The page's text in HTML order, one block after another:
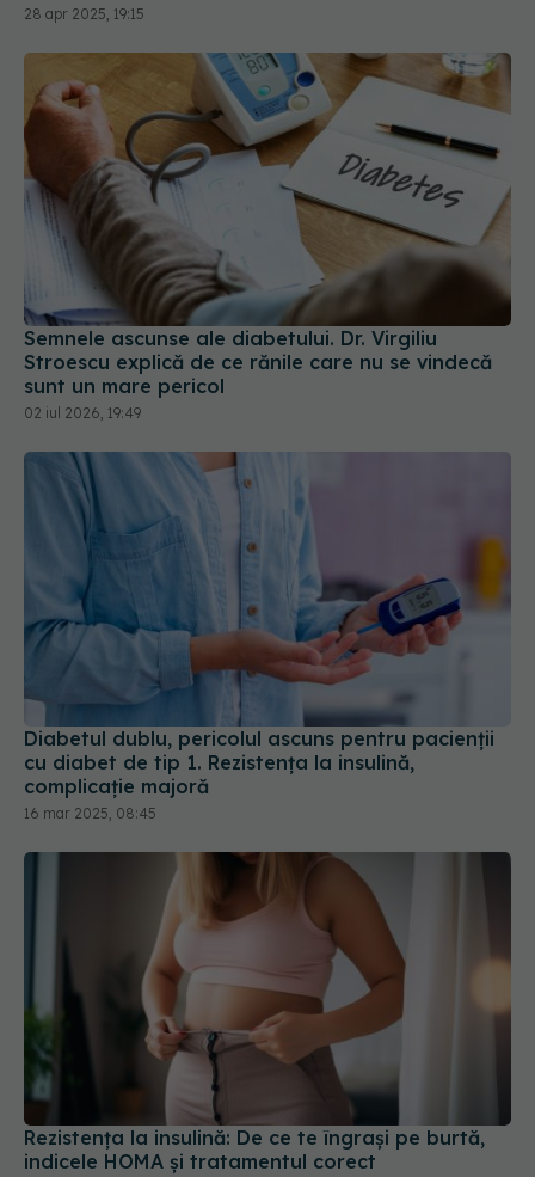
28 apr 2025, 19:15
Semnele ascunse ale diabetului. Dr. Virgiliu
Stroescu explică de ce rănile care nu se vindecă
sunt un mare pericol
02 iul 2026, 19:49
Diabetul dublu, pericolul ascuns pentru pacienții
cu diabet de tip 1. Rezistența la insulină,
complicație majoră
16 mar 2025, 08:45
Rezistența la insulină: De ce te îngrași pe burtă,
indicele HOMA și tratamentul corect